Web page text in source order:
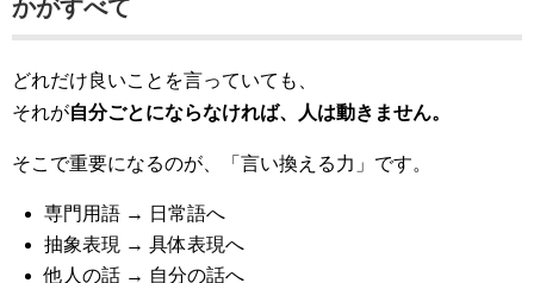
かがすべて
どれだけ良いことを言っていても、
それが自分ごとにならなければ、人は動きません。
そこで重要になるのが、「言い換える力」です。
専門用語 → 日常語へ
抽象表現 → 具体表現へ
他人の話 → 自分の話へ